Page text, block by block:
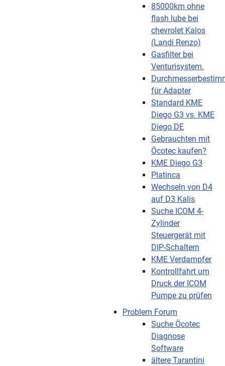
85000km ohne
flash lube bei
chevrolet Kalos
(Landi Renzo)
Gasfilter bei
Venturisystem.
für Adapter
Standard KME
Diego G3 vs. KME
Diego DE
Gebrauchten mit
Öcotec kaufen?
KME Diego G3
Platinca
Wechseln von D4
auf D3 Kalis
Suche ICOM 4-
Zylinder
Steuergerät mit
DIP-Schaltern
KME Verdampfer
Kontrollfahrt um
Druck der ICOM
Pumpe zu prüfen
Problem Forum
Suche Öcotec
Diagnose
Software
ältere Tarantini